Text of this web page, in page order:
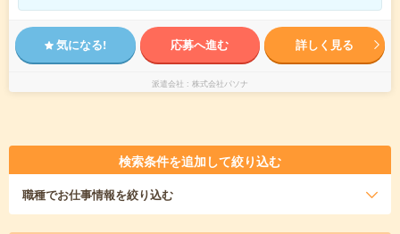
気になる! 応募へ進む 詳しく見る
派遣会社 株式会社パソナ
検索条件を追加して絞り込む
職種でお仕事情報を絞り込む